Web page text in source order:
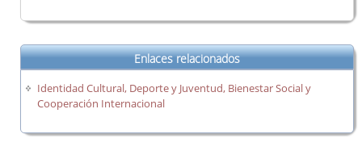
Enlaces relacionados
Identidad Cultural, Deporte y Juventud, Bienestar Social y
Cooperación Internacional